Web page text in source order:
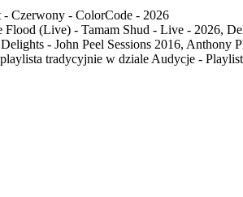
Czerwony - ColorCode - 2026
(Live) - Tamam Shud - Live - 2026,
- John Peel Sessions 2016, Anthony
tradycyjnie w dziale Audycje -